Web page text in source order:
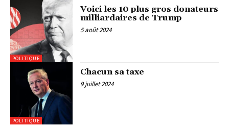
POLITIQUE
Voici les 10 plus gros donateurs
milliardaires de Trump
5 août 2024
POLITIQUE
Chacun sa taxe
9 juillet 2024